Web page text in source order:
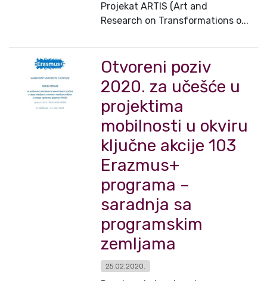
Projekat ARTIS (Art and
Research on Transformations o...
Otvoreni poziv
2020. za učešće u
projektima
mobilnosti u okviru
ključne akcije 103
Erazmus+
programa –
saradnja sa
programskim
zemljama
25.02.2020.